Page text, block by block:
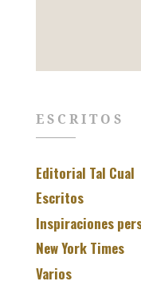
ESCRITOS
Editorial Tal Cual
Escritos
Inspiraciones
New York Times
Varios